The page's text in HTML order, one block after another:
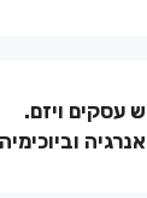
עסקים ויזם.